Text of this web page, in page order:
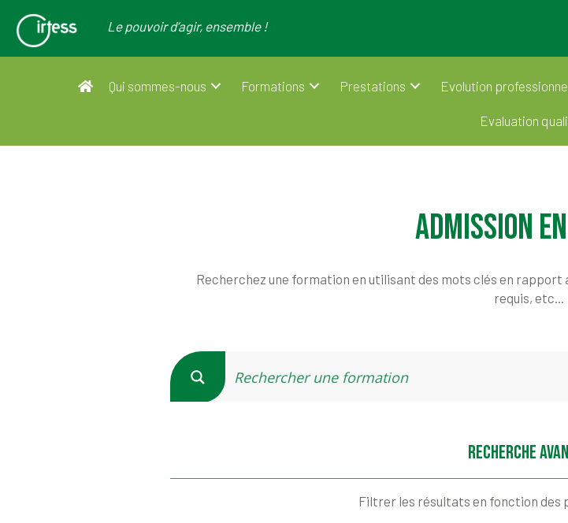
Le pouvoir d’agir, ensemble !
Qui sommes-nous Formations Prestations Evolution
Evaluation
Admission
Recherchez une formation en utilisant des mots clés en rapport
requis, etc...
RECHERCHE
Filtrer les résultats en fonction des